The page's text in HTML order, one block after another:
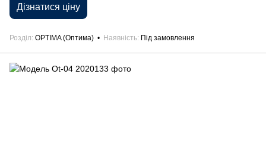
Дізнатися ціну
Розділ OPTIMA (Оптима) Наявність Під замовлення